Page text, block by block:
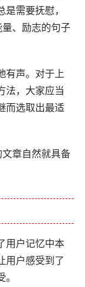
需要抚慰，
量、励志的句子
有声。对于上
法，大家应当
而选取出最适
文章自然就具备
用户记忆中本
用户感受到了